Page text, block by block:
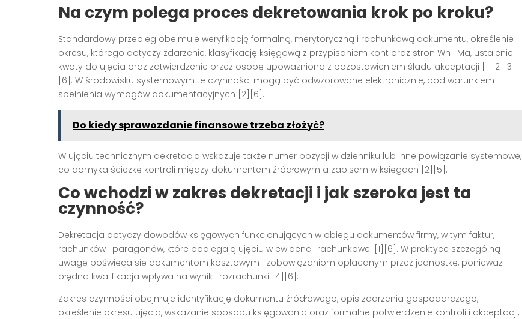
Na czym polega proces dekretowania krok po kroku?
Standardowy przebieg obejmuje weryfikację formalną, merytoryczną i rachunkową dokumentu, określenie
okresu, którego dotyczy zdarzenie, klasyfikację księgową z przypisaniem kont oraz stron Wn i Ma, ustalenie
kwoty do ujęcia oraz zatwierdzenie przez osobę upoważnioną z pozostawieniem śladu akceptacji [1][2][3]
[6]. W środowisku systemowym te czynności mogą być odwzorowane elektronicznie, pod warunkiem
spełnienia wymogów dokumentacyjnych [2][6].
Do kiedy sprawozdanie finansowe trzeba złożyć?
W ujęciu technicznym dekretacja wskazuje także numer pozycji w dzienniku lub inne powiązanie systemowe,
co domyka ścieżkę kontroli między dokumentem źródłowym a zapisem w księgach [2][5].
Co wchodzi w zakres dekretacji i jak szeroka jest ta
czynność?
Dekretacja dotyczy dowodów księgowych funkcjonujących w obiegu dokumentów firmy, w tym faktur,
rachunków i paragonów, które podlegają ujęciu w ewidencji rachunkowej [1][6]. W praktyce szczególną
uwagę poświęca się dokumentom kosztowym i zobowiązaniom opłacanym przez jednostkę, ponieważ
błędna kwalifikacja wpływa na wynik i rozrachunki [4][6].
Zakres czynności obejmuje identyfikację dokumentu źródłowego, opis zdarzenia gospodarczego,
określenie okresu ujęcia, wskazanie sposobu księgowania oraz formalne potwierdzenie kontroli i akceptacji,